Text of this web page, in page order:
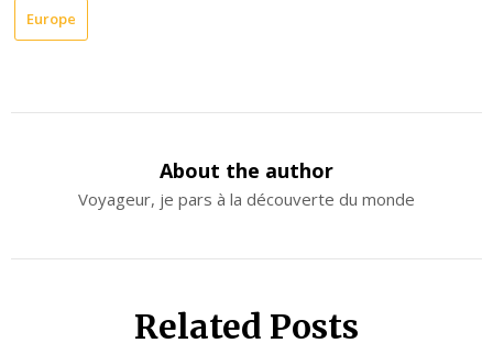
Europe
About the author
Voyageur, je pars à la découverte du monde
Related Posts